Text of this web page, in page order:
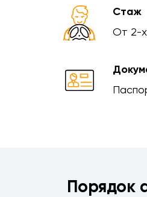
Стаж
От 2-
Порядок